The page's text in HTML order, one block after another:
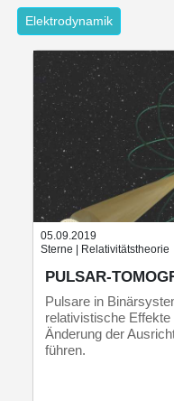
Elektrodynamik
05.09.2019
Sterne | Relativitätstheorie
PULSAR-
Pulsare in
relativistische
Änderung der
führen.